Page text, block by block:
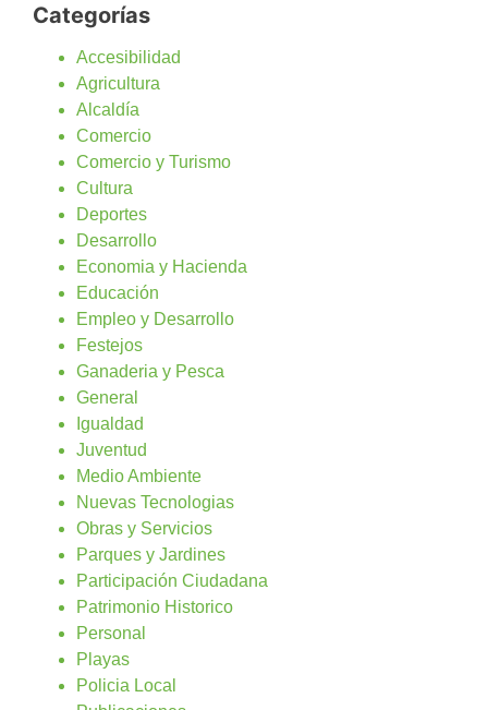
Categorías
Accesibilidad
Agricultura
Alcaldía
Comercio
Comercio y Turismo
Cultura
Deportes
Desarrollo
Economia y Hacienda
Educación
Empleo y Desarrollo
Festejos
Ganaderia y Pesca
General
Igualdad
Juventud
Medio Ambiente
Nuevas Tecnologias
Obras y Servicios
Parques y Jardines
Participación Ciudadana
Patrimonio Historico
Personal
Playas
Policia Local